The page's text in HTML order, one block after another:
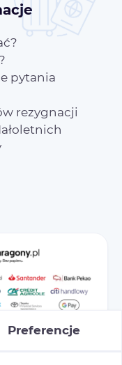
pytania
rezygnacji
Preferencje